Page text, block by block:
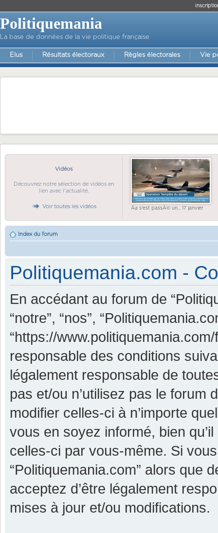
Politiquemania
La base de données de la vie politique française
Elus Résultats électoraux Règles électorales Vie
Vidéos
Découvrez notre sélection de vidéos en
lien avec l'actualité.
Voir toutes les vidéos Ãa s'est passÃ© un... 17 janvier
Index du forum
Politiquemania.com -
En accédant au forum de
“notre”, “nos”,
“https://
responsable des conditions
légalement responsable de
pas et/ou n’utilisez pas le forum
modifier celles-ci à n’importe
vous en soyez informé, bien
celles-ci par vous-même. Si
“Politiquemania.com” alors que
acceptez d’être légalement
mises à jour et/ou modifications.